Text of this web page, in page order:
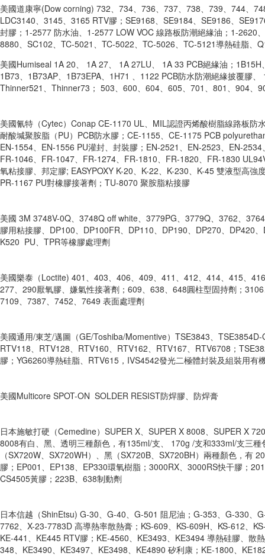
美國道康寧(Dow corning) 732、734、736、737、738、739、744、
LDC3140、3145、3165 RTV膠；SE9168、SE9184、SE9186、
封膠；1-2577 防水油、1-2577 LOW VOC 線路板防潮絕緣油；1-
8880、SC102、TC-5021、TC-5022、TC-5026、TC-5121導熱硅脂、
美國Humiseal 1A 20、 1A 27、 1A 27LU、 1A 33 PCB絕緣油；
1B73、1B73AP、1B73EPA、1H71 、1122 PCB防水防潮絕緣披覆膠
Thinner521、Thinner73； 503、600、604、605、701、801、904、
美國氰特（Cytec）Conap CE-1170 UL、MIL認證丙烯酸樹脂線路板
耐酸堿聚胺脂（PU）PCB防水膠；CE-1155、CE-1175 PCB
EN-1554、EN-1556 PU灌封、封裝膠；EN-2521、EN-2523、EN-
FR-1046、FR-1047、FR-1274、FR-1810、FR-1820、FR-1830
氧粘接膠、邦定膠; EASYPOXY K-20、K-22、K-230、K-45 雙液型高
PR-1167 PU對橡膠接著劑；TU-8070 聚胺脂粘接膠
美國 3M 3748V-0Q、3748Q off white、3779PG、3779Q、3762、
膠用粘接膠、DP100、DP100FR、DP110、DP190、DP270、DP420
K520 PU、TPR等橡膠處理劑
美國樂泰（Loctite) 401、403、406、409、411、412、414、415、
277、290厭氧膠、嫌氣性接著劑；609、638、648圓柱型固持劑；
7109、7387、7452、7649 表面處理劑
美國通用/東芝/邁圖（GE/Toshiba/Momentive）TSE3843、
RTV118、RTV128、RTV160、RTV162、RTV167、RTV6708；
膠；YG6260導熱硅脂、RTV615，IVS4542發光二極體封裝及組裝用有
美國Multicore SPOT-ON SOLDER RESIST防焊膠、防焊膏
日本施敏打硬（Cemedine）SUPER X、SUPER X 8008、SUPER X
8008有白、黑、透明三種顏色，有135ml/支、 170g /支和333ml/支三
（SX720W、SX720WH）、黑（SX720B、SX720BH）兩種顏色，
膠；EP001、EP138、EP330環氧樹脂；3000RX、3000RS快干膠；
CS4505黃膠；223B、638制動劑
日本信越（ShinEtsu) G-30、G-40、G-501 阻尼油；G-353、G-330
7762、X-23-7783D 高導熱率散熱膏；KS-609、KS-609H、KS-612、
KE-441、KE445 RTV膠；KE-4560、KE3493、KE3494 導熱硅膠、散
348、KE3490、KE3497、KE3498、KE4890 矽利康；KE-1800、